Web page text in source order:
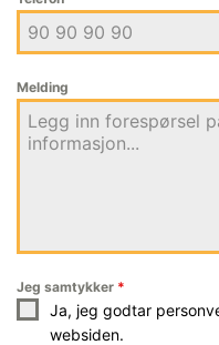
Melding
Jeg samtykker *
Ja, jeg godtar
websiden.